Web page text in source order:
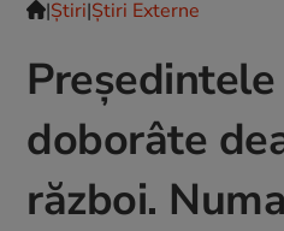
|Ştiri|Știri Externe
doborâte
război.